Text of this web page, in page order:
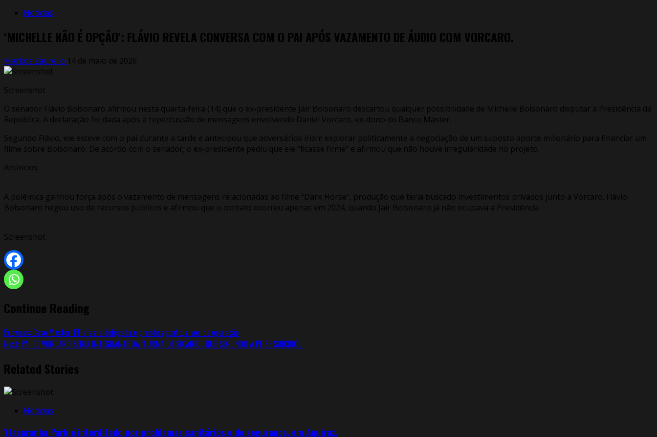
Notícias
‘MICHELLE NÃO É OPÇÃO’: FLÁVIO REVELA CONVERSA COM O PAI APÓS VAZAMENTO DE ÁUDIO COM VORCARO.
Markos Zaurelio 14 de maio de 2026
Screenshot
O senador Flávio Bolsonaro afirmou nesta quarta-feira (14) que o ex-presidente Jair Bolsonaro descartou qualquer possibilidade de Michelle Bolsonaro disputar a Presidência da
República. A declaração foi dada após a repercussão de mensagens envolvendo Daniel Vorcaro, ex-dono do Banco Master.
Segundo Flávio, ele esteve com o pai durante a tarde e antecipou que adversários iriam explorar politicamente a negociação de um suposto aporte milionário para financiar um
filme sobre Bolsonaro. De acordo com o senador, o ex-presidente pediu que ele “ficasse firme” e afirmou que não houve irregularidade no projeto.
Anúncios
A polêmica ganhou força após o vazamento de mensagens relacionadas ao filme “Dark Horse”, produção que teria buscado investimentos privados junto a Vorcaro. Flávio
Bolsonaro negou uso de recursos públicos e afirmou que o contato ocorreu apenas em 2024, quando Jair Bolsonaro já não ocupava a Presidência.
Screenshot
Continue Reading
Previous: Caso Master: PF afasta delegada e prende agente, alvos de operação.
Next: PAI DE VORCARO SERIA INTEGRANTE DA ‘TURMA DE SICÁRIO’, QUE SEGUNDO A PF SE SUICIDOU.
Related Stories
Notícias
Ytacaranha Park é interditado por problemas sanitários e de segurança, em Aquiraz.